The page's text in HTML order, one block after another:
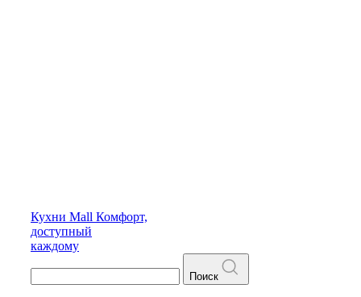
Кухни Mall Комфорт,
доступный
каждому
Поиск